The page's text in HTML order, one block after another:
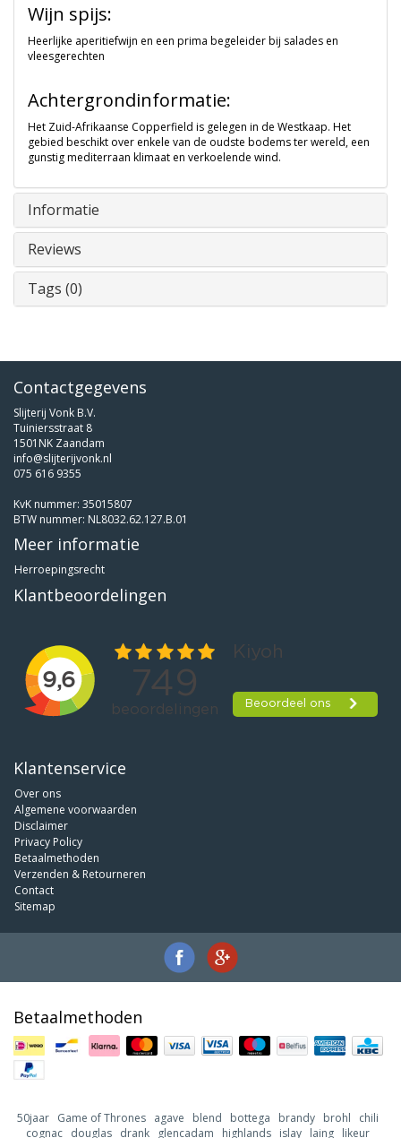
Wijn spijs:
Heerlijke aperitiefwijn en een prima begeleider bij salades en
vleesgerechten
Achtergrondinformatie:
Het Zuid-Afrikaanse Copperfield is gelegen in de Westkaap. Het
gebied beschikt over enkele van de oudste bodems ter wereld, een
gunstig mediterraan klimaat en verkoelende wind.
Informatie
Reviews
Tags (0)
Contactgegevens
Slijterij Vonk B.V.
Tuiniersstraat 8
1501NK Zaandam
info@slijterijvonk.nl
075 616 9355
KvK nummer: 35015807
BTW nummer: NL8032.62.127.B.01
Meer informatie
Herroepingsrecht
Klantbeoordelingen
Klantenservice
Over ons
Algemene voorwaarden
Disclaimer
Privacy Policy
Betaalmethoden
Verzenden & Retourneren
Contact
Sitemap
Betaalmethoden
50jaar Game of Thrones agave blend bottega brandy brohl
chili
cognac douglas drank glencadam highlands islay laing likeur